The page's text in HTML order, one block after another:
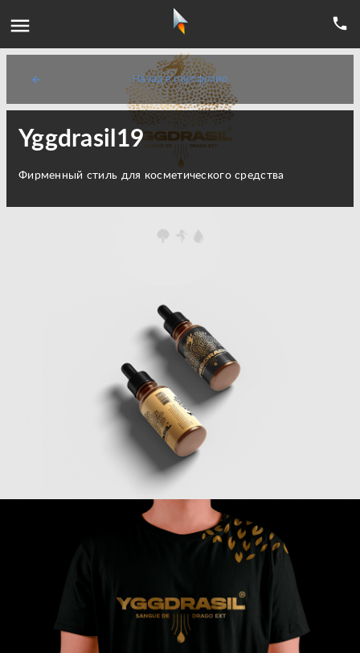
menu phone
arrow_back Назад в портфолио
Yggdrasil19
Фирменный стиль для косметического средства